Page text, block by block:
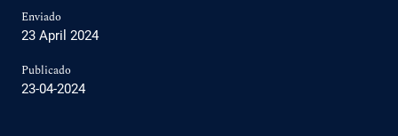
Enviado
23 April 2024
Publicado
23-04-2024